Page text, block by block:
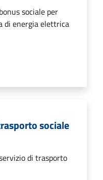
sociale per
di energia elettrica
sociale
di trasporto